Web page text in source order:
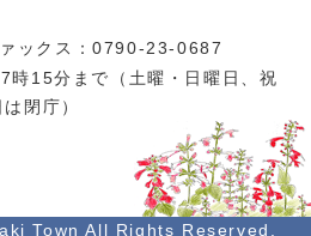
ックス：0790-23-0687
時15分まで（土曜・日曜日、祝
閉庁）
Town All Rights Reserved.